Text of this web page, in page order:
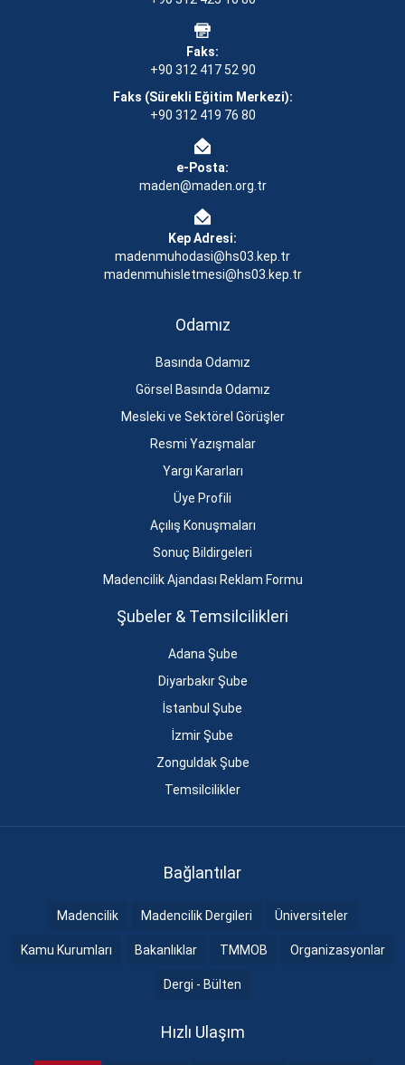
Faks:
+90 312 417 52 90
Faks (Sürekli Eğitim Merkezi):
+90 312 419 76 80
e-Posta:
maden@maden.org.tr
Kep Adresi:
madenmuhodasi@hs03.kep.tr
madenmuhisletmesi@hs03.kep.tr
Odamız
Basında Odamız
Görsel Basında Odamız
Mesleki ve Sektörel Görüşler
Resmi Yazışmalar
Yargı Kararları
Üye Profili
Açılış Konuşmaları
Sonuç Bildirgeleri
Madencilik Ajandası Reklam Formu
Şubeler & Temsilcilikleri
Adana Şube
Diyarbakır Şube
İstanbul Şube
İzmir Şube
Zonguldak Şube
Temsilcilikler
Bağlantılar
Madencilik Madencilik Dergileri Üniversiteler
Kamu Kurumları Bakanlıklar TMMOB Organizasyonlar
Dergi - Bülten
Hızlı Ulaşım